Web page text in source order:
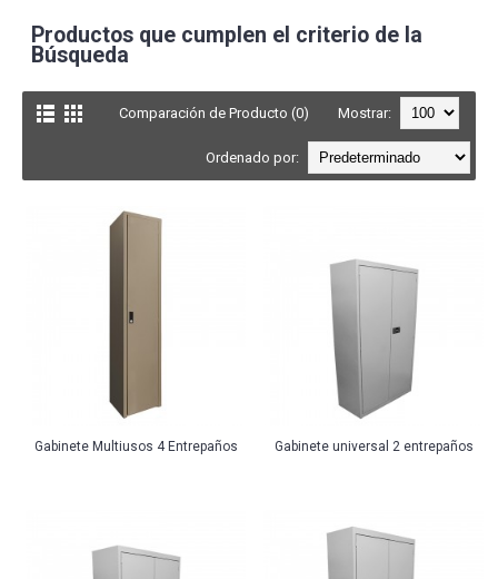
Productos que cumplen el criterio de la
Búsqueda
Comparación de Producto (0) Mostrar:
Ordenado por:
Gabinete Multiusos 4 Entrepaños Gabinete universal 2 entrepaños